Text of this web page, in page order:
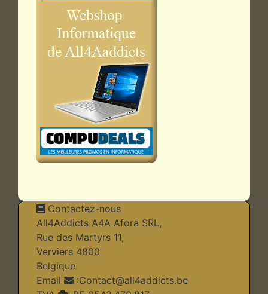
Contactez-nous
All4Addicts A4A Afora SRL,
Rue des Martyrs 11,
Verviers 4800
Belgique
Email
:Contact@all4addicts.be